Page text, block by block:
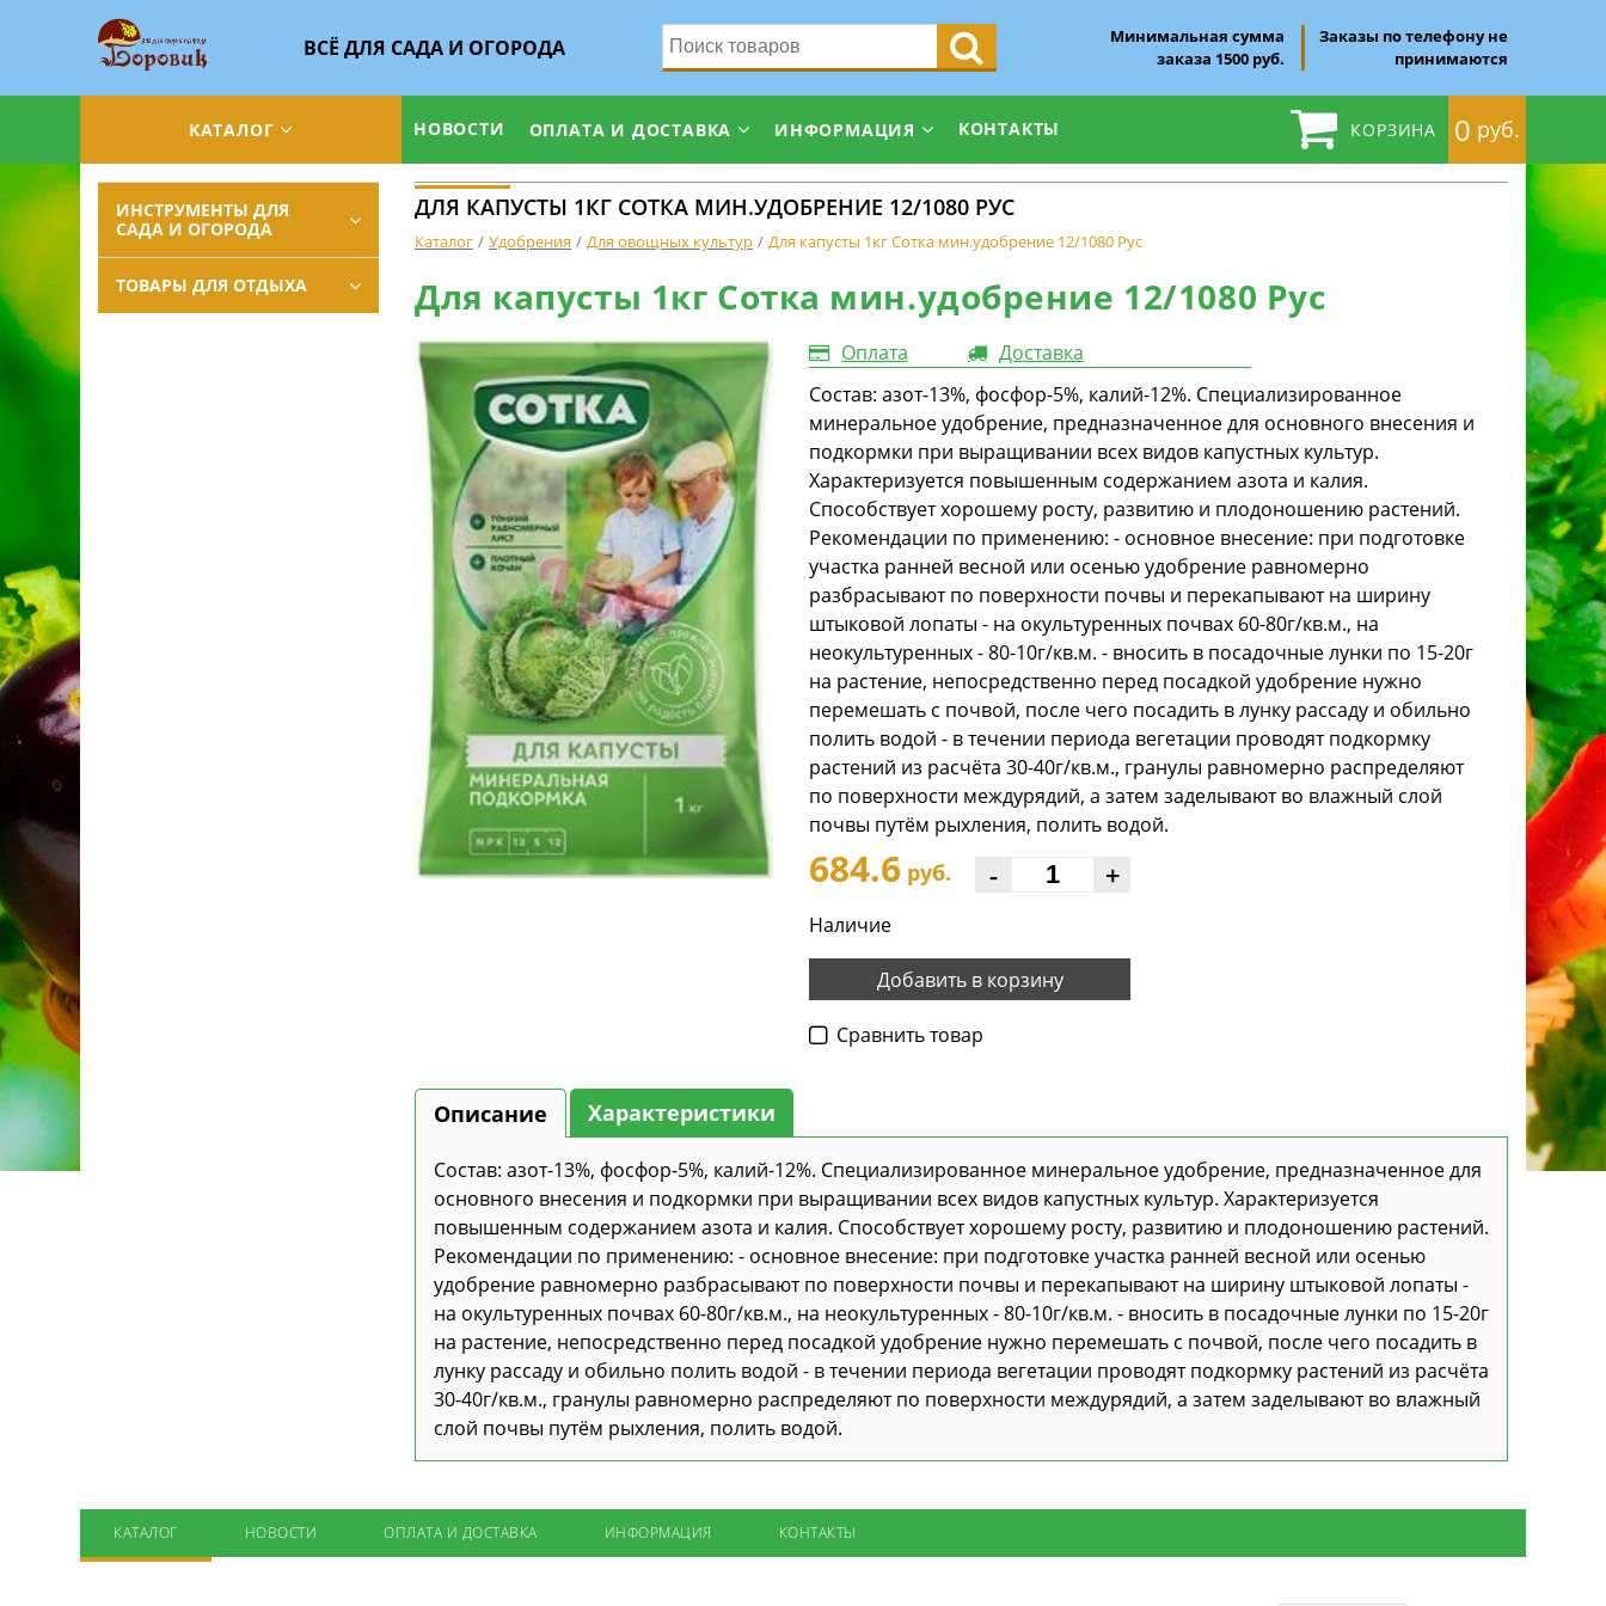
ВСЁ ДЛЯ САДА И ОГОРОДА
Минимальная сумма
заказа 1500 руб.
Заказы по телефону не
принимаются
КОРЗИНА 0 руб.
КАТАЛОГ НОВОСТИ ОПЛАТА И ДОСТАВКА ИНФОРМАЦИЯ КОНТАКТЫ
ИНСТРУМЕНТЫ ДЛЯ
САДА И ОГОРОДА
ТОВАРЫ ДЛЯ ОТДЫХА
ДЛЯ КАПУСТЫ 1КГ СОТКА МИН.УДОБРЕНИЕ 12/1080 РУС
Каталог Удобрения Для овощных культур Для капусты 1кг Сотка мин.удобрение 12/1080 Рус
Для капусты 1кг Сотка мин.удобрение 12/1080 Рус
Оплата
Доставка
Состав: азот-13%, фосфор-5%, калий-12%. Специализированное
минеральное удобрение, предназначенное для основного внесения и
подкормки при выращивании всех видов капустных культур.
Характеризуется повышенным содержанием азота и калия.
Способствует хорошему росту, развитию и плодоношению растений.
Рекомендации по применению: - основное внесение: при подготовке
участка ранней весной или осенью удобрение равномерно
разбрасывают по поверхности почвы и перекапывают на ширину
штыковой лопаты - на окультуренных почвах 60-80г/кв.м., на
неокультуренных - 80-10г/кв.м. - вносить в посадочные лунки по 15-20г
на растение, непосредственно перед посадкой удобрение нужно
перемешать с почвой, после чего посадить в лунку рассаду и обильно
полить водой - в течении периода вегетации проводят подкормку
растений из расчёта 30-40г/кв.м., гранулы равномерно распределяют
по поверхности междурядий, а затем заделывают во влажный слой
почвы путём рыхления, полить водой.
684.6 руб. - +
Наличие
Добавить в корзину
Cравнить товар
Описание Характеристики
Состав: азот-13%, фосфор-5%, калий-12%. Специализированное минеральное удобрение, предназначенное для
основного внесения и подкормки при выращивании всех видов капустных культур. Характеризуется
повышенным содержанием азота и калия. Способствует хорошему росту, развитию и плодоношению растений.
Рекомендации по применению: - основное внесение: при подготовке участка ранней весной или осенью
удобрение равномерно разбрасывают по поверхности почвы и перекапывают на ширину штыковой лопаты -
на окультуренных почвах 60-80г/кв.м., на неокультуренных - 80-10г/кв.м. - вносить в посадочные лунки по 15-20г
на растение, непосредственно перед посадкой удобрение нужно перемешать с почвой, после чего посадить в
лунку рассаду и обильно полить водой - в течении периода вегетации проводят подкормку растений из расчёта
30-40г/кв.м., гранулы равномерно распределяют по поверхности междурядий, а затем заделывают во влажный
слой почвы путём рыхления, полить водой.
КАТАЛОГ НОВОСТИ ОПЛАТА И ДОСТАВКА ИНФОРМАЦИЯ КОНТАКТЫ